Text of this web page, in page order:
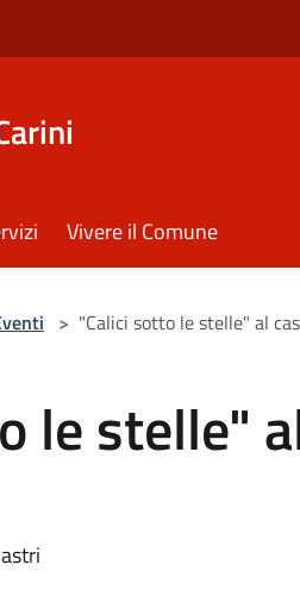
Vivere il Comune
> "Calici sotto le stelle" al
le stelle"